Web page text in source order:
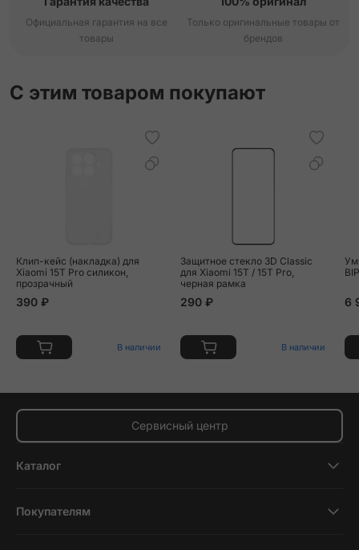
Официальная гарантия на все
товары
Только оригинальные товары от
брендов
С этим товаром покупают
Клип-кейс (накладка) для
Xiaomi 15T Pro силикон,
прозрачный
390 ₽
В наличии
Защитное стекло 3D Classic
для Xiaomi 15T / 15T Pro,
черная рамка
290 ₽
В наличии
6
Сервисный центр
Каталог
Планшеты
Покупателям